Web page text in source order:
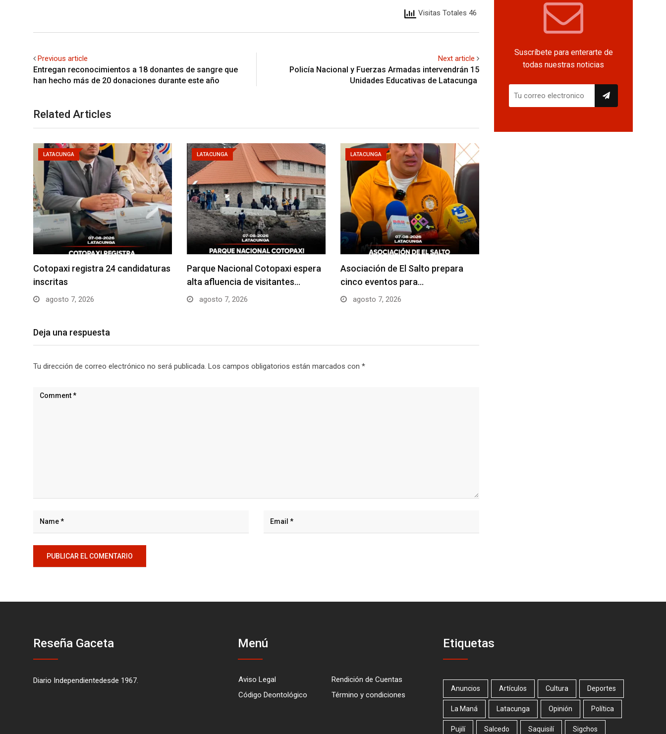
Visitas Totales 46
Previous article
Entregan reconocimientos a 18 donantes de sangre que
han hecho más de 20 donaciones durante este año
Next article
Policía Nacional y Fuerzas Armadas intervendrán 15
Unidades Educativas de Latacunga
Related Articles
LATACUNGA
Cotopaxi registra 24 candidaturas
inscritas
agosto 7, 2026
LATACUNGA
Parque Nacional Cotopaxi espera
alta afluencia de visitantes…
agosto 7, 2026
LATACUNGA
Asociación de El Salto prepara
cinco eventos para…
agosto 7, 2026
Deja una respuesta
Tu dirección de correo electrónico no será publicada. Los campos obligatorios están marcados con *
Suscríbete para enterarte de
todas nuestras noticias
Reseña Gaceta
Diario Independientedesde 1967.
Menú
Aviso Legal
Rendición de Cuentas
Código Deontológico
Término y condiciones
Etiquetas
Anuncios Artículos Cultura Deportes
La Maná Latacunga Opinión Política
Pujilí Salcedo Saquisilí Sigchos